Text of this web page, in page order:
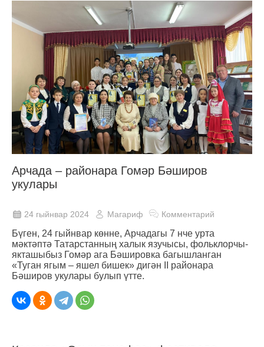
Арчада – районара Гомәр Бәширов
укулары
24 гыйнвар 2024 Магариф Комментарий
Бүген, 24 гыйнвар көнне, Арчадагы 7 нче урта
мәктәптә Татарстанның халык язучысы, фольклорчы-
якташыбыз Гомәр ага Бәшировка багышланган
«Туган ягым – яшел бишек» дигән II районара
Бәширов укулары булып үтте.